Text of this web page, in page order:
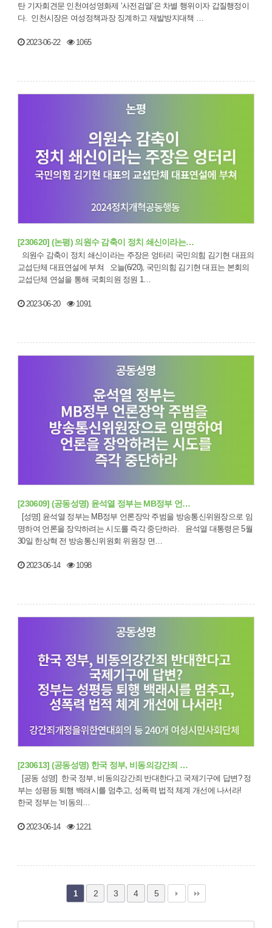
탄 기자회견문 인천여성영화제 ‘사전검열’은 차별 행위이자 갑질행정이
다. 인천시장은 여성정책과장 징계하고 재발방지대책 …
2023-06-22 1065
[230620] (논평) 의원수 감축이 정치 쇄신이라는…
교섭단체 대표연설에 부쳐 오늘(6/20), 국민의힘 김기현 대표는 본회의
교섭단체 연설을 통해 국회의원 정원 1…
2023-06-20 1091
[230609] (공동성명) 윤석열 정부는 MB정부 언…
명하여 언론을 장악하려는 시도를 즉각 중단하라. 윤석열 대통령은 5월
30일 한상혁 전 방송통신위원회 위원장 면…
2023-06-14 1098
[230613] (공동성명) 한국 정부, 비동의강간죄 …
부는 성평등 퇴행 백래시를 멈추고, 성폭력 법적 체계 개선에 나서라!
한국 정부는 ‘비동의…
2023-06-14 1221
1 2 3 4 5